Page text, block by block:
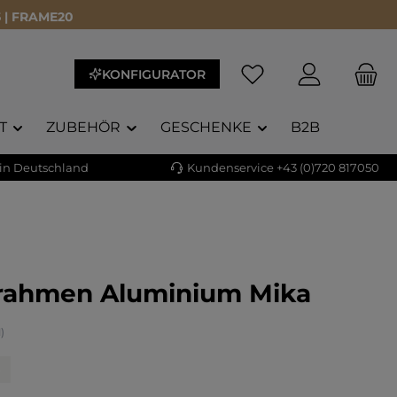
| FRAME20
KONFIGURATOR
ZUBEHÖR GESCHENKE B2B
Deutschland Kundenservice +43 (0)720 817050
Aluminium Mika
Bewertung von 5 von 5 Sternen